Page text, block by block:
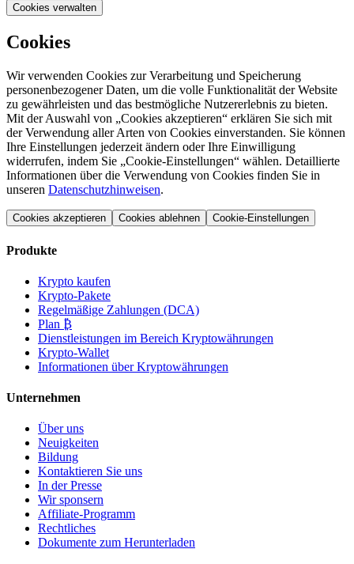
Cookies verwalten
Cookies
Wir verwenden Cookies zur Verarbeitung und Speicherung
personenbezogener Daten, um die volle Funktionalität der Website
zu gewährleisten und das bestmögliche Nutzererlebnis zu bieten.
Mit der Auswahl von „Cookies akzeptieren“ erklären Sie sich mit
der Verwendung aller Arten von Cookies einverstanden. Sie können
Ihre Einstellungen jederzeit ändern oder Ihre Einwilligung
widerrufen, indem Sie „Cookie-Einstellungen“ wählen. Detaillierte
Informationen über die Verwendung von Cookies finden Sie in
unseren Datenschutzhinweisen.
Cookies akzeptieren Cookies ablehnen Cookie-Einstellungen
Produkte
Krypto kaufen
Krypto-Pakete
Regelmäßige Zahlungen (DCA)
Plan ₿
Dienstleistungen im Bereich Kryptowährungen
Krypto-Wallet
Informationen über Kryptowährungen
Unternehmen
Über uns
Neuigkeiten
Bildung
Kontaktieren Sie uns
In der Presse
Wir sponsern
Affiliate-Programm
Rechtliches
Dokumente zum Herunterladen